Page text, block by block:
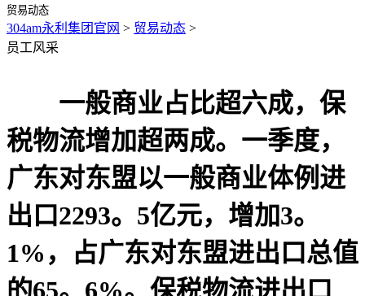
贸易动态
304am永利集团官网 > 贸易动态 >
员工风采
一般商业占比超六成，保
税物流增加超两成。一季度，
广东对东盟以一般商业体例进
出口2293。5亿元，增加3。
1%，占广东对东盟进出口总值
的65。6%。保税物流进出口